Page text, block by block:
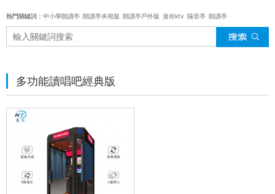
熱門關鍵詞： 中小學朗讀亭 朗讀亭央視版 朗讀亭戶外版 迷你ktv 隔音亭 朗讀亭
多功能讀唱吧經典版